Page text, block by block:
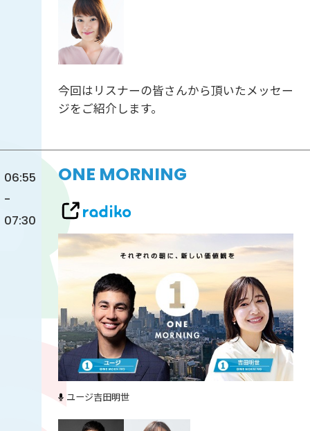
今回はリスナーの皆さんから頂いたメッセー
ジをご紹介します。
06:55
-
07:30
ONE MORNING
ユージ吉田明世